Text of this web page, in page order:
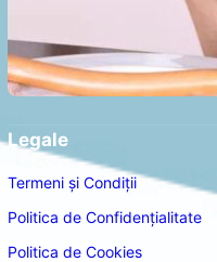
Legale
Termeni și Condiții
Politica de Confidențialitate
Politica de Cookies